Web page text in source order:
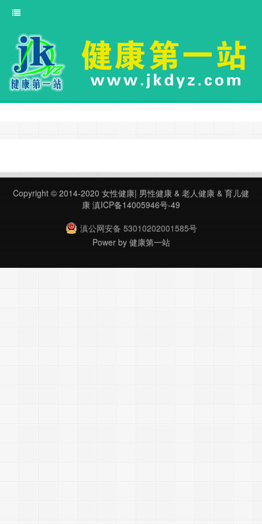
Copyright © 2014-2020 女性健康| 男性健康 & 老人健康 & 育儿健
康 滇ICP备14005946号-49
滇公网安备 53010202001585号
Power by 健康第一站